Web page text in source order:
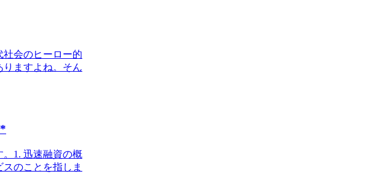
会のヒーロー的
ますよね。そん
1. 迅速融資の概
のことを指しま